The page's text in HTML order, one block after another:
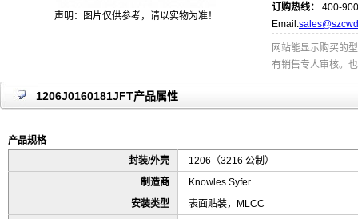
声明：图片仅供参考，请以实物为准！
订购热线：
400-
Email:
网站能显示购买的
有销售专人审核。
1206J0160181JFT产品属性
产品规格
封装/外壳
1206（3216 公制）
制造商
Knowles Syfer
安装类型
表面贴装，MLCC